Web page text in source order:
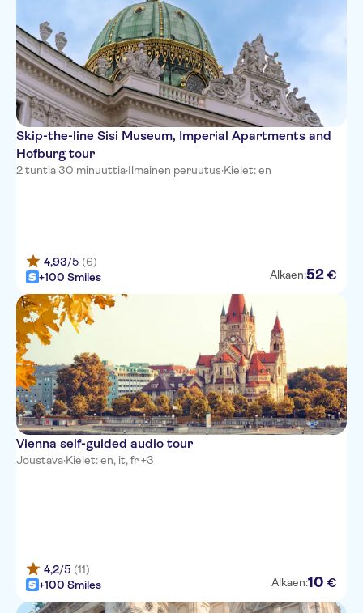
Skip-the-line Sisi Museum, Imperial Apartments and
Hofburg tour
2 tuntia 30 minuuttia·Ilmainen peruutus·Kielet: en
4,93/5 (6)
+100 Smiles
Alkaen:52 €
Vienna self-guided audio tour
Joustava·Kielet: en, it, fr +3
4,2/5 (11)
+100 Smiles
Alkaen:10 €